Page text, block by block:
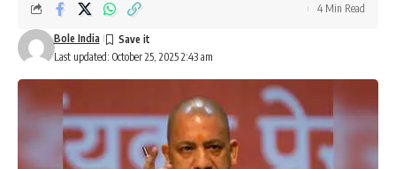
Last updated: October 25, 2025 2:43 am
Bole India
4 Min Read